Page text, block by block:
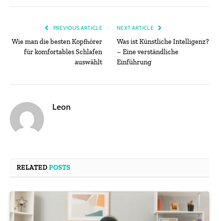
PREVIOUS ARTICLE
Wie man die besten Kopfhörer
für komfortables Schlafen
auswählt
NEXT ARTICLE
Was ist Künstliche Intelligenz?
– Eine verständliche
Einführung
Leon
RELATEDPOSTS